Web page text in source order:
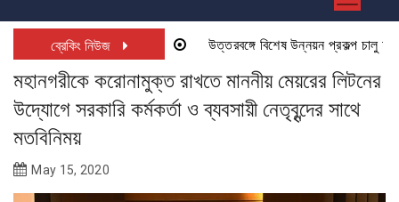
ব্রেকিং নিউজ উত্তরবঙ্গে বিশেষ উন্নয়ন প্রকল্প চালু হতে
মহানগরীকে করোনামুক্ত রাখতে মাননীয় মেয়রের লিটনের
উদ্যোগে সরকারি কর্মকর্তা ও ব্যবসায়ী নেতৃবৃন্দের সাথে
মতবিনিময়
May 15, 2020